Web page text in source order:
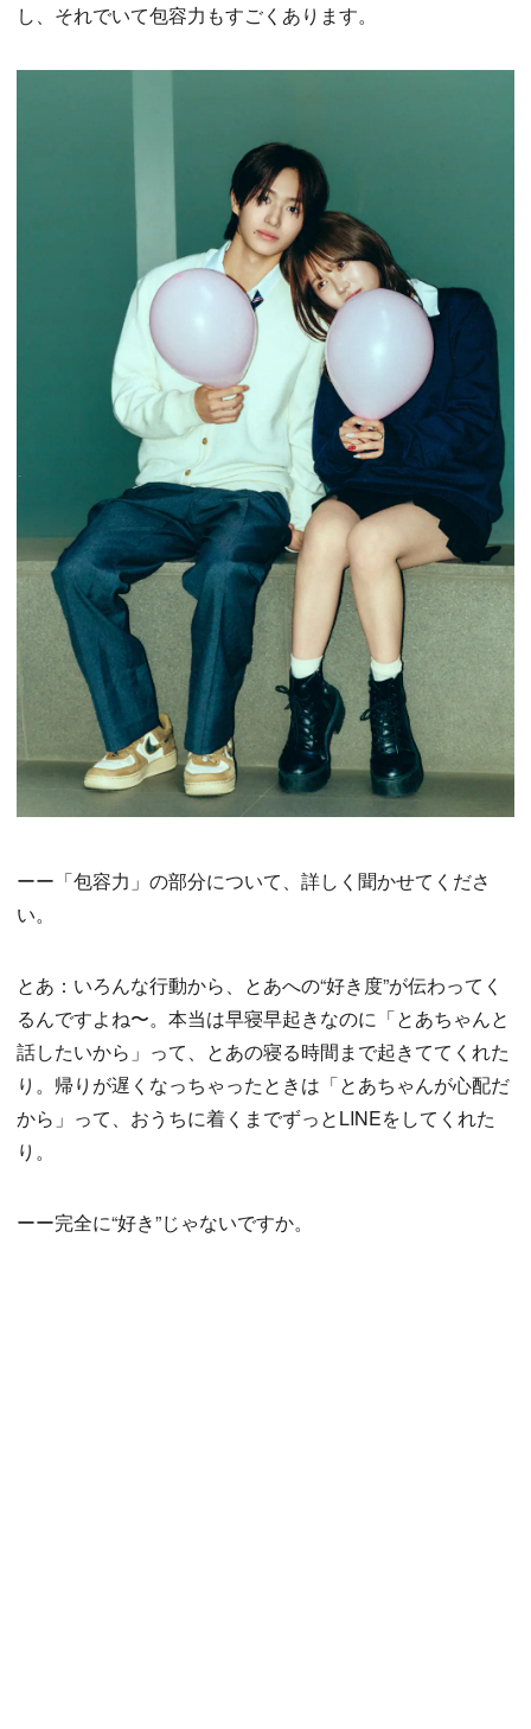
し、それでいて包容力もすごくあります。
ーー「包容力」の部分について、詳しく聞かせてくださ
い。
とあ：いろんな行動から、とあへの“好き度”が伝わってく
るんですよね〜。本当は早寝早起きなのに「とあちゃんと
話したいから」って、とあの寝る時間まで起きててくれた
り。帰りが遅くなっちゃったときは「とあちゃんが心配だ
から」って、おうちに着くまでずっとLINEをしてくれた
り。
ーー完全に“好き”じゃないですか。